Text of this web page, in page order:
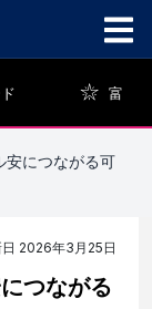
富
安につながる可
2026年3月25日
つながる